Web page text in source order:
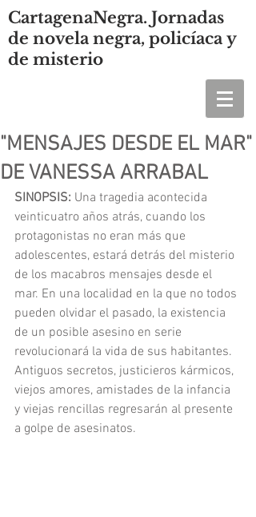
CartagenaNegra. Jornadas
de novela negra, policíaca y
de misterio
"MENSAJES DESDE EL MAR"
DE VANESSA ARRABAL
SINOPSIS: Una tragedia acontecida
veinticuatro años atrás, cuando los
protagonistas no eran más que
adolescentes, estará detrás del misterio
de los macabros mensajes desde el
mar. En una localidad en la que no todos
pueden olvidar el pasado, la existencia
de un posible asesino en serie
revolucionará la vida de sus habitantes.
Antiguos secretos, justicieros kármicos,
viejos amores, amistades de la infancia
y viejas rencillas regresarán al presente
a golpe de asesinatos.